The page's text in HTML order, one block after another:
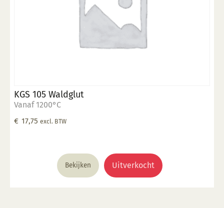
KGS 105 Waldglut
Vanaf 1200°C
€ 17,75 excl. BTW
Bekijken Uitverkocht